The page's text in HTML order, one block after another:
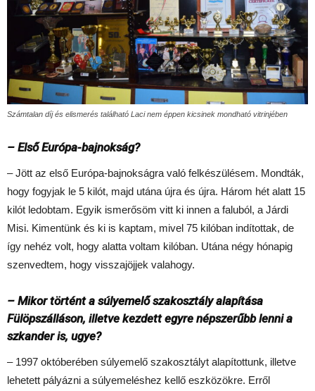
Számtalan díj és elismerés található Laci nem éppen kicsinek mondható vitrinjében
– Első Európa-bajnokság?
– Jött az első Európa-bajnokságra való felkészülésem. Mondták,
hogy fogyjak le 5 kilót, majd utána újra és újra. Három hét alatt 15
kilót ledobtam. Egyik ismerősöm vitt ki innen a faluból, a Járdi
Misi. Kimentünk és ki is kaptam, mivel 75 kilóban indítottak, de
így nehéz volt, hogy alatta voltam kilóban. Utána négy hónapig
szenvedtem, hogy visszajöjjek valahogy.
– Mikor történt a súlyemelő szakosztály alapítása
Fülöpszálláson, illetve kezdett egyre népszerűbb lenni a
szkander is, ugye?
– 1997 októberében súlyemelő szakosztályt alapítottunk, illetve
lehetett pályázni a súlyemeléshez kellő eszközökre. Erről